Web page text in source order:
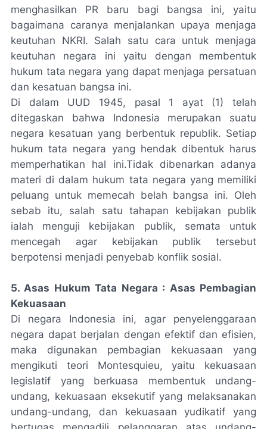
menghasilkan PR baru bagi bangsa ini, yaitu
bagaimana caranya menjalankan upaya menjaga
keutuhan NKRI. Salah satu cara untuk menjaga
keutuhan negara ini yaitu dengan membentuk
hukum tata negara yang dapat menjaga persatuan
dan kesatuan bangsa ini.
Di dalam UUD 1945, pasal 1 ayat (1) telah
ditegaskan bahwa Indonesia merupakan suatu
negara kesatuan yang berbentuk republik. Setiap
hukum tata negara yang hendak dibentuk harus
memperhatikan hal ini.Tidak dibenarkan adanya
materi di dalam hukum tata negara yang memiliki
peluang untuk memecah belah bangsa ini. Oleh
sebab itu, salah satu tahapan kebijakan publik
ialah menguji kebijakan publik, semata untuk
mencegah agar kebijakan publik tersebut
berpotensi menjadi penyebab konflik sosial.
5. Asas Hukum Tata Negara : Asas Pembagian
Kekuasaan
Di negara Indonesia ini, agar penyelenggaraan
negara dapat berjalan dengan efektif dan efisien,
maka digunakan pembagian kekuasaan yang
mengikuti teori Montesquieu, yaitu kekuasaan
legislatif yang berkuasa membentuk undang-
undang, kekuasaan eksekutif yang melaksanakan
undang-undang, dan kekuasaan yudikatif yang